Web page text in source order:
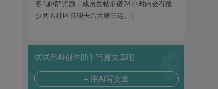
客"加精"奖励，成员发帖承诺24小时内会有最
少两名社区管理去给大家三连。）
试试用AI创作助手写篇文章吧
+ 用AI写文章